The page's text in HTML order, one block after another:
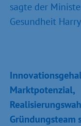
sagte der
Gesundheit
Marktpotenzial,
Gründungsteam